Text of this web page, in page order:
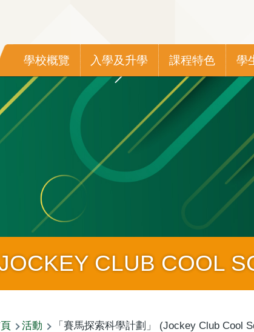
Main
navigation
學校概覽 入學及升學 課程特色 學
CLUB COOL
活動 「賽馬探索科學計劃」 (Jockey Club Cool